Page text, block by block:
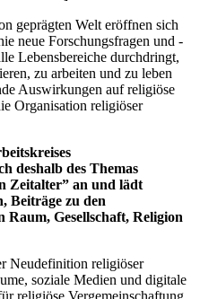
geprägten Welt eröffnen sich
neue Forschungsfragen und -
Lebensbereiche durchdringt,
zu arbeiten und zu leben
Auswirkungen auf religiöse
Organisation religiöser
deshalb des Themas
Zeitalter” an und lädt
Beiträge zu den
Raum, Gesellschaft, Religion
Neudefinition religiöser
soziale Medien und digitale